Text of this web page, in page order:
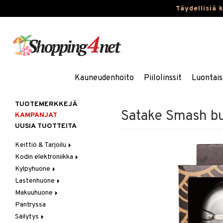
Täydellisiä
Kauneudenhoito Piilolinssit
Satake Smash
TUOTEMERKKEJÄ
KAMPANJAT
UUSIA TUOTTEITA
Keittiö & Tarjoilu
Aterimet
Kannut & Karahvit
Keittiösäilytys
Keittiötekstiilit
Keittiövälineet
Kodinkoneet
Kodin elektroniikka
Ääni
Kylpyhuone
Kylpyhuoneen sisustus
Kylpyhuoneen tarvikkeita
Kylpyhuoneen tekstiilit
Lastenhuone
Kylpyhuoneen koristelu
Lasten huonekalut
Lasten lamput
Makuuhuone
Huovat & Saalit
Koristetyynyt
Pantryssa
Säilytys